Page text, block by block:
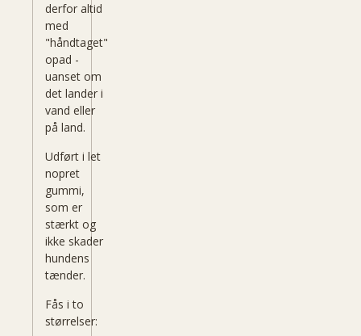
derfor altid
med
"håndtaget"
opad -
uanset om
det lander i
vand eller
på land.
Udført i let
nopret
gummi,
som er
stærkt og
ikke skader
hundens
tænder.
Fås i to
størrelser: